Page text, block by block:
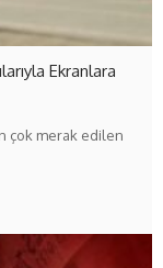
Ekranlara
çok merak edilen